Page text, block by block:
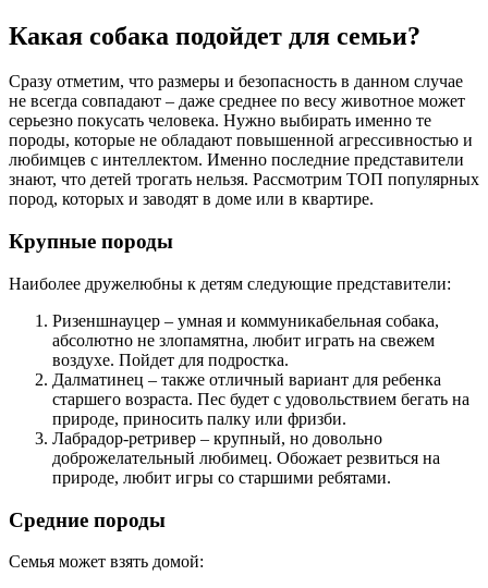
Какая собака подойдет для семьи?
Сразу отметим, что размеры и безопасность в данном случае
не всегда совпадают – даже среднее по весу животное может
серьезно покусать человека. Нужно выбирать именно те
породы, которые не обладают повышенной агрессивностью и
любимцев с интеллектом. Именно последние представители
знают, что детей трогать нельзя. Рассмотрим ТОП популярных
пород, которых и заводят в доме или в квартире.
Крупные породы
Наиболее дружелюбны к детям следующие представители:
Ризеншнауцер – умная и коммуникабельная собака,
абсолютно не злопамятна, любит играть на свежем
воздухе. Пойдет для подростка.
Далматинец – также отличный вариант для ребенка
старшего возраста. Пес будет с удовольствием бегать на
природе, приносить палку или фризби.
Лабрадор-ретривер – крупный, но довольно
доброжелательный любимец. Обожает резвиться на
природе, любит игры со старшими ребятами.
Средние породы
Семья может взять домой: